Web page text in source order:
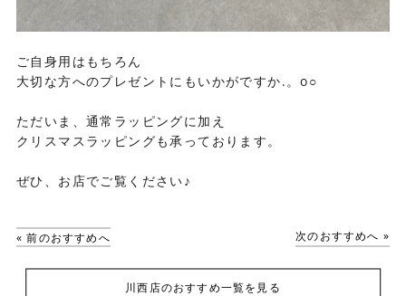
ご自身用はもちろん
大切な方へのプレゼントにもいかがですか.。o○
ただいま、通常ラッピングに加え
クリスマスラッピングも承っております。
ぜひ、お店でご覧ください♪
« 前のおすすめへ
川西店のおすすめ一覧を見る
次のおすすめへ »